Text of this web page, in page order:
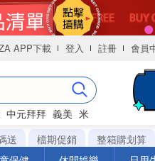
APP下載 登入 註冊 會員
中元拜拜 義美 米
送 檔期促銷 整箱購划算